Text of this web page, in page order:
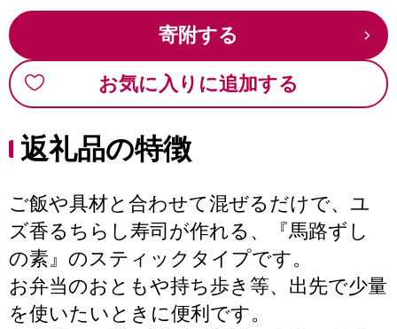
寄附する
お気に入りに追加する
返礼品の特徴
ご飯や具材と合わせて混ぜるだけで、ユ
ズ香るちらし寿司が作れる、『馬路ずし
の素』のスティックタイプです。
お弁当のおともや持ち歩き等、出先で少量
を使いたいときに便利です。